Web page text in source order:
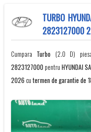
TURBO
2823127000
Cumpara Turbo (2.0 D)
2823127000pentru HYUNDAI
2026 cutermen de garantie de